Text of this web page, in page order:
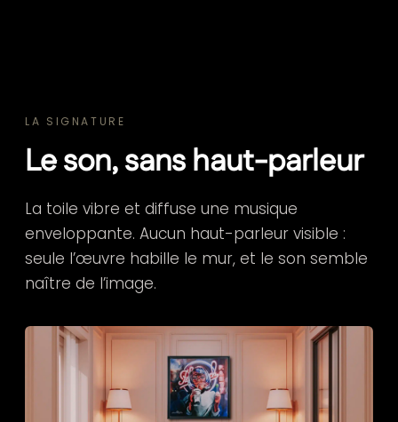
LA SIGNATURE
Le son, sans haut-parleur
La toile vibre et diffuse une musique
enveloppante. Aucun haut-parleur visible :
seule l’œuvre habille le mur, et le son semble
naître de l’image.